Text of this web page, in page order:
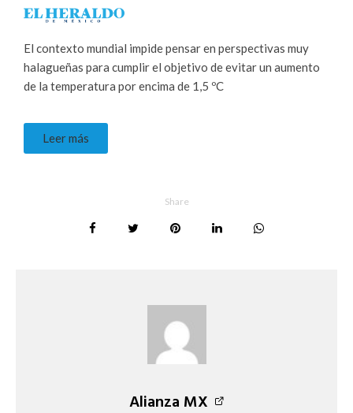
El contexto mundial impide pensar en perspectivas muy
halagueñas para cumplir el objetivo de evitar un aumento
de la temperatura por encima de 1,5 ºC
Leer más
Share
Alianza MX